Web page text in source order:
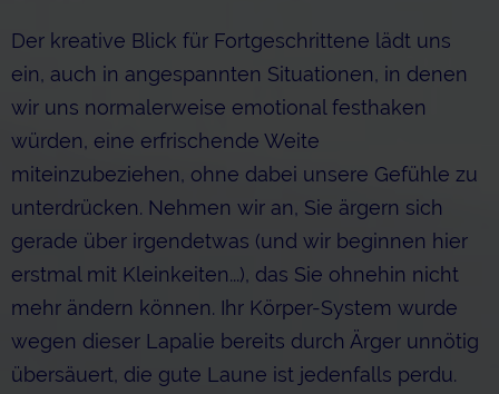
Der kreative Blick für Fortgeschrittene lädt uns
ein, auch in angespannten Situationen, in denen
wir uns normalerweise emotional festhaken
würden, eine erfrischende Weite
miteinzubeziehen, ohne dabei unsere Gefühle zu
unterdrücken. Nehmen wir an, Sie ärgern sich
gerade über irgendetwas (und wir beginnen hier
erstmal mit Kleinkeiten...), das Sie ohnehin nicht
mehr ändern können. Ihr Körper-System wurde
wegen dieser Lapalie bereits durch Ärger unnötig
übersäuert, die gute Laune ist jedenfalls perdu.